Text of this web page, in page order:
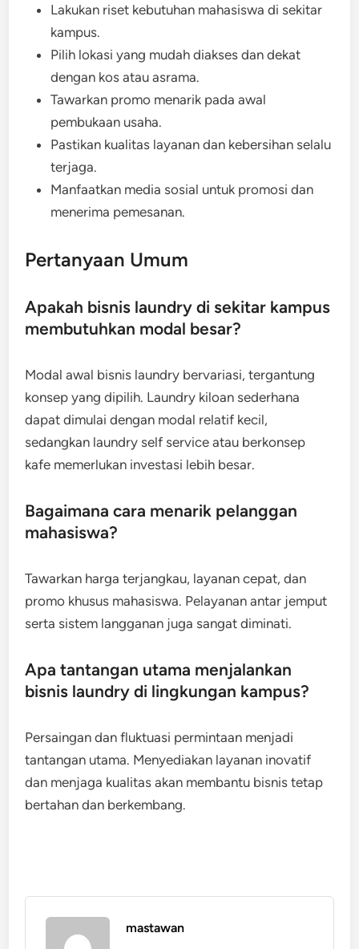
Lakukan riset kebutuhan mahasiswa di sekitar
kampus.
Pilih lokasi yang mudah diakses dan dekat
dengan kos atau asrama.
Tawarkan promo menarik pada awal
pembukaan usaha.
Pastikan kualitas layanan dan kebersihan selalu
terjaga.
Manfaatkan media sosial untuk promosi dan
menerima pemesanan.
Pertanyaan Umum
Apakah bisnis laundry di sekitar kampus
membutuhkan modal besar?
Modal awal bisnis laundry bervariasi, tergantung
konsep yang dipilih. Laundry kiloan sederhana
dapat dimulai dengan modal relatif kecil,
sedangkan laundry self service atau berkonsep
kafe memerlukan investasi lebih besar.
Bagaimana cara menarik pelanggan
mahasiswa?
Tawarkan harga terjangkau, layanan cepat, dan
promo khusus mahasiswa. Pelayanan antar jemput
serta sistem langganan juga sangat diminati.
Apa tantangan utama menjalankan
bisnis laundry di lingkungan kampus?
Persaingan dan fluktuasi permintaan menjadi
tantangan utama. Menyediakan layanan inovatif
dan menjaga kualitas akan membantu bisnis tetap
bertahan dan berkembang.
mastawan